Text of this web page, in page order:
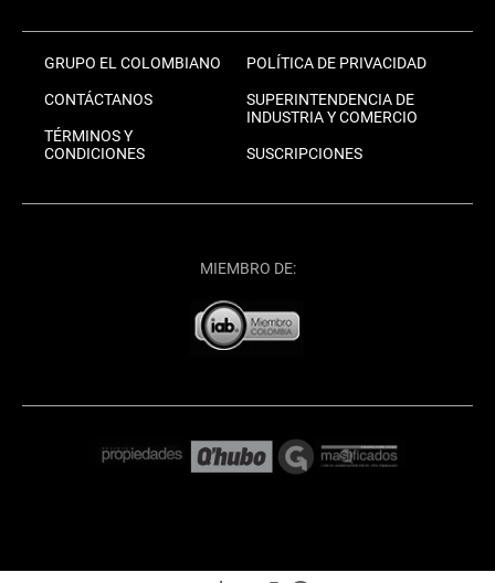
GRUPO EL COLOMBIANO
CONTÁCTANOS
TÉRMINOS Y
CONDICIONES
POLÍTICA DE PRIVACIDAD
SUPERINTENDENCIA DE
INDUSTRIA Y COMERCIO
SUSCRIPCIONES
MIEMBRO DE: